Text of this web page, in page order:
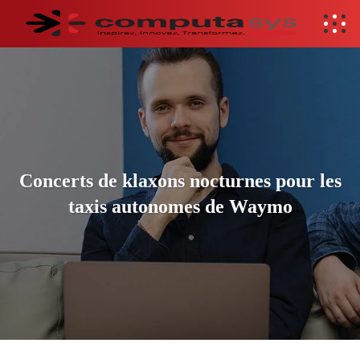
Concerts de klaxons nocturnes pour les
taxis autonomes de Waymo